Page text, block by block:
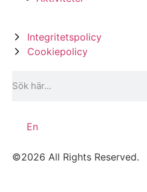
Integritetspolicy
Cookiepolicy
En
©2026 All Rights Reserved.